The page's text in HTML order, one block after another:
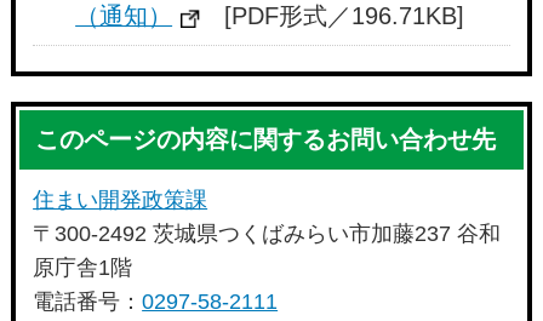
（通知）
[PDF形式／196.71KB]
このページの内容に関するお問い合わせ先
住まい開発政策課
〒300-2492 茨城県つくばみらい市加藤237 谷和
原庁舎1階
電話番号：0297-58-2111